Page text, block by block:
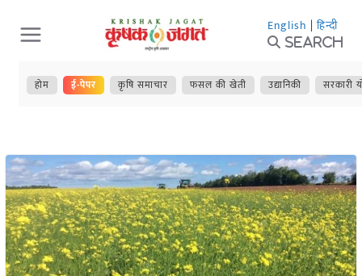
Skip
to
content
English | हिन्दी
Search
होम ई-पेपर कृषि समाचार फसल की खेती उद्यानिकी सरकारी